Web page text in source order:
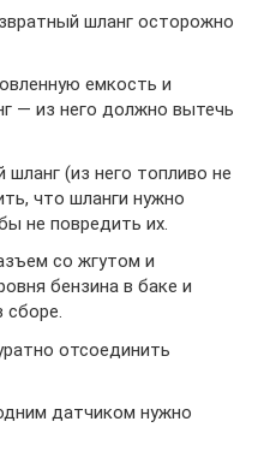
шланг осторожно
емкость и
— из него должно вытечь
(из него топливо не
что шланги нужно
не повредить их.
со жгутом и
бензина в баке и
сборе.
отсоединить
датчиком нужно